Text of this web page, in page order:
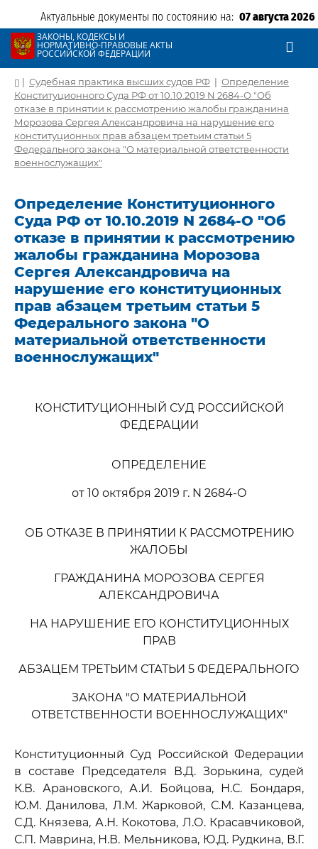
Актуальные документы по состоянию на: 07 августа 2026
ЗАКОНЫ, КОДЕКСЫ И
НОРМАТИВНО-ПРАВОВЫЕ АКТЫ
РОССИЙСКОЙ ФЕДЕРАЦИИ
| Судебная практика высших судов РФ | Определение
Конституционного Суда РФ от 10.10.2019 N 2684-О "Об
отказе в принятии к рассмотрению жалобы гражданина
Морозова Сергея Александровича на нарушение его
конституционных прав абзацем третьим статьи 5
Федерального закона "О материальной ответственности
военнослужащих"
Определение Конституционного
Суда РФ от 10.10.2019 N 2684-О "Об
отказе в принятии к рассмотрению
жалобы гражданина Морозова
Сергея Александровича на
нарушение его конституционных
прав абзацем третьим статьи 5
Федерального закона "О
материальной ответственности
военнослужащих"
КОНСТИТУЦИОННЫЙ СУД РОССИЙСКОЙ
ФЕДЕРАЦИИ
ОПРЕДЕЛЕНИЕ
от 10 октября 2019 г. N 2684-О
ОБ ОТКАЗЕ В ПРИНЯТИИ К РАССМОТРЕНИЮ
ЖАЛОБЫ
ГРАЖДАНИНА МОРОЗОВА СЕРГЕЯ
АЛЕКСАНДРОВИЧА
НА НАРУШЕНИЕ ЕГО КОНСТИТУЦИОННЫХ
ПРАВ
АБЗАЦЕМ ТРЕТЬИМ СТАТЬИ 5 ФЕДЕРАЛЬНОГО
ЗАКОНА "О МАТЕРИАЛЬНОЙ
ОТВЕТСТВЕННОСТИ ВОЕННОСЛУЖАЩИХ"
Конституционный Суд Российской Федерации
в составе Председателя В.Д. Зорькина, судей
К.В. Арановского, А.И. Бойцова, Н.С. Бондаря,
Ю.М. Данилова, Л.М. Жарковой, С.М. Казанцева,
С.Д. Князева, А.Н. Кокотова, Л.О. Красавчиковой,
С.П. Маврина, Н.В. Мельникова, Ю.Д. Рудкина, В.Г.